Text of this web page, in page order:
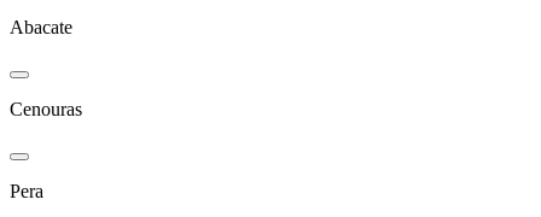
Abacate
Cenouras
Pera